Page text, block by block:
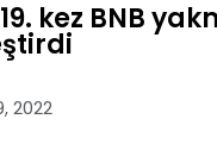
kez BNB
2022